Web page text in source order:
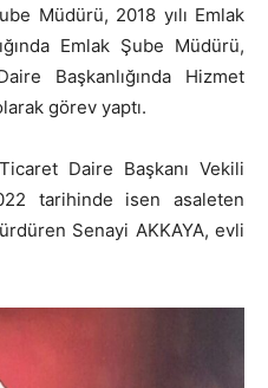
Müdürü, 2018 yılı Emlak
Emlak Şube Müdürü,
Başkanlığında Hizmet
görev yaptı.
Daire Başkanı Vekili
tarihinde isen asaleten
Senayi AKKAYA, evli